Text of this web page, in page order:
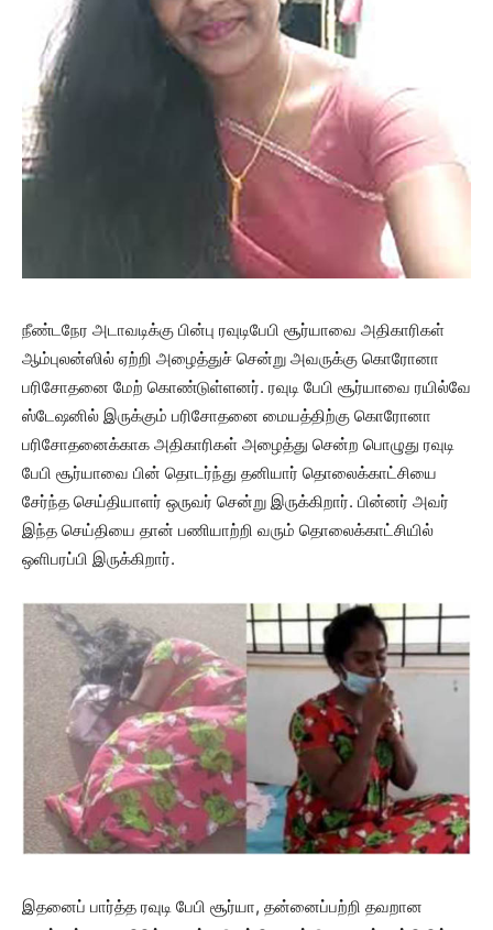
நீண்டநேர அடாவடிக்கு பின்பு ரவுடிபேபி சூர்யாவை அதிகாரிகள்
ஆம்புலன்ஸில் ஏற்றி அழைத்துச் சென்று அவருக்கு கொரோனா
பரிசோதனை மேற் கொண்டுள்ளனர். ரவுடி பேபி சூர்யாவை ரயில்வே
ஸ்டேஷனில் இருக்கும் பரிசோதனை மையத்திற்கு கொரோனா
பரிசோதனைக்காக அதிகாரிகள் அழைத்து சென்ற பொழுது ரவுடி
பேபி சூர்யாவை பின் தொடர்ந்து தனியார் தொலைக்காட்சியை
சேர்ந்த செய்தியாளர் ஒருவர் சென்று இருக்கிறார். பின்னர் அவர்
இந்த செய்தியை தான் பணியாற்றி வரும் தொலைக்காட்சியில்
ஒளிபரப்பி இருக்கிறார்.
இதனைப் பார்த்த ரவுடி பேபி சூர்யா, தன்னைப்பற்றி தவறான